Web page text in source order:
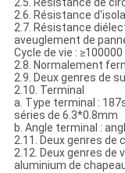
2.5. Résistance de
2.6. Résistance
2.7. Résistance
aveuglement de
Cycle de vie : ≥100000
2.8. Normalement
2.9. Deux genres de
2.10. Terminal
a. Type terminal :
séries de 6.3*0.8mm
b. Angle terminal :
2.11. Deux genres de
2.12. Deux genres
aluminium de